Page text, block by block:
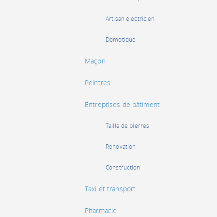
Artisan électricien
Domotique
Maçon
Peintres
Entreprises de bâtiment
Taille de pierres
Rénovation
Construction
Taxi et transport
Pharmacie